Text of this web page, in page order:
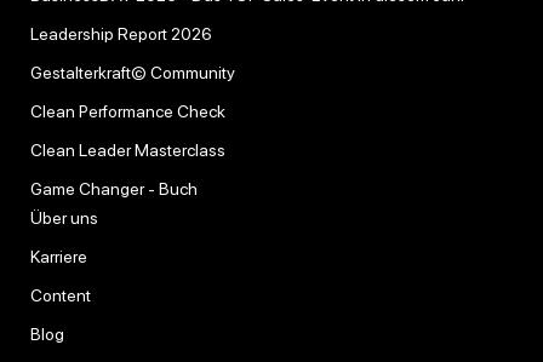
Leadership Report 2026
Gestalterkraft© Community
Clean Performance Check
Clean Leader Masterclass
Game Changer - Buch
Über uns
Karriere
Content
Blog